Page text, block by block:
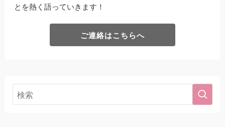
とを熱く語っていきます！
ご連絡はこちらへ